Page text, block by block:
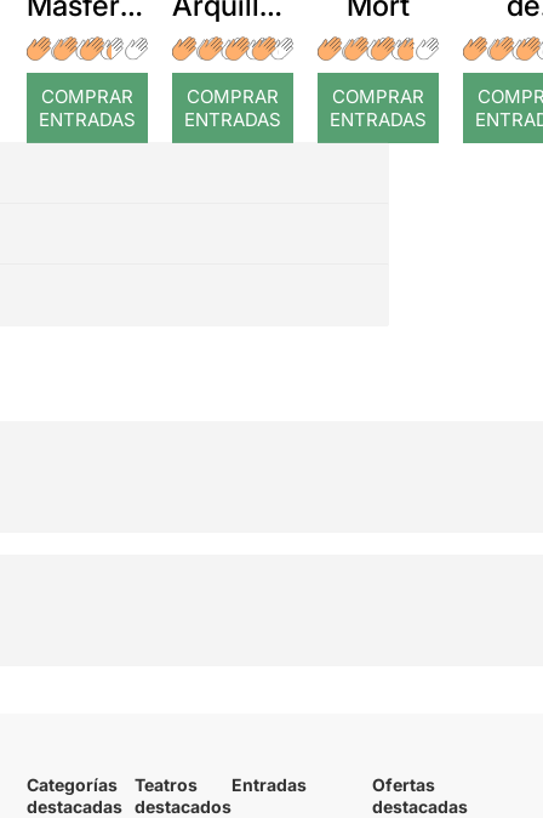
r: Temps
COMPRAR
ENTRADAS
: Coral
romput
COMPRAR
ENTRADAS
COMPRAR
ENTRADAS
Categorías
destacadas
Teatros
destacados
Entradas
Ofertas
destacadas